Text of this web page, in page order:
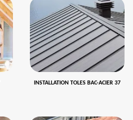
INSTALLATION TOLES BAC-ACIER 37